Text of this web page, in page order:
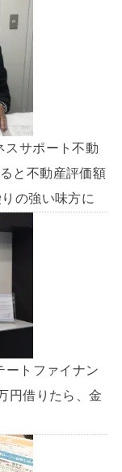
スサポート不動
と不動産評価額
の強い味方に
ートファイナン
円借りたら、金